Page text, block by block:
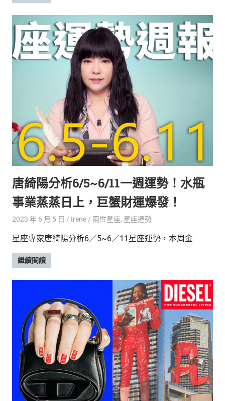
唐綺陽分析6/5~6/11一週運勢！水瓶
事業蒸蒸日上，巨蟹財運爆發！
2023 年 6 月 5 日 Irene 兩性星座, 星座運勢
星座專家唐綺陽分析6／5~6／11星座運勢，本周金
繼續閱讀